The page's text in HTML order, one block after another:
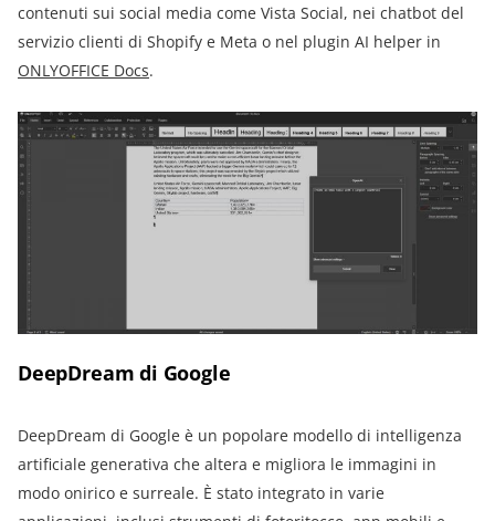
contenuti sui social media come Vista Social, nei chatbot del
servizio clienti di Shopify e Meta o nel plugin AI helper in
ONLYOFFICE Docs.
DeepDream di Google
DeepDream di Google è un popolare modello di intelligenza
artificiale generativa che altera e migliora le immagini in
modo onirico e surreale. È stato integrato in varie